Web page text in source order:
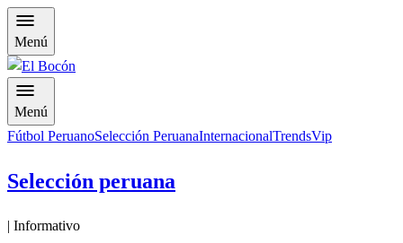
Menú
Menú
Fútbol PeruanoSelección PeruanaInternacionalTrendsVip
Selección peruana
| Informativo